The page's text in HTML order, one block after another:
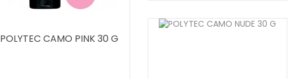
POLYTEC CAMO PINK 30 G